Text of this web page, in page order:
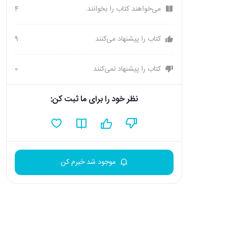
می‌خواهند کتاب را بخوانند. 4
کتاب را پیشنهاد می‌کنند 9
کتاب را پیشنهاد نمی‌کنند 0
نظر خود را برای ما ثبت کن:
موجود شد خبرم کن